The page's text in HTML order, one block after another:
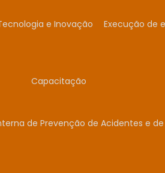
e Inovação Execução de
Capacitação
de Prevenção de Acidentes e